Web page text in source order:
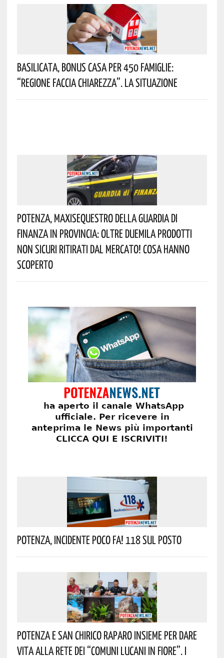
Basilicata, Bonus Casa Per 450 Famiglie:
“Regione Faccia Chiarezza”. La Situazione
Potenza, Maxisequestro Della Guardia Di
Finanza In Provincia: Oltre Duemila Prodotti
Non Sicuri Ritirati Dal Mercato! Cosa Hanno
Scoperto
Potenza, Incidente Poco Fa! 118 Sul Posto
Potenza E San Chirico Raparo Insieme Per Dare
Vita Alla Rete Dei “Comuni Lucani In Fiore”. I